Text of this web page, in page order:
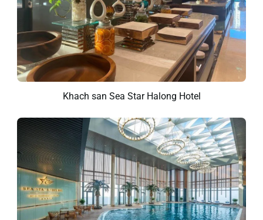
Khach san Sea Star Halong Hotel